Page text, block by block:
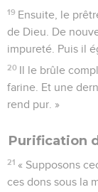
19 Ensuite, le
de Dieu. De
impureté. Puis il
20 Il le brûle
farine. Et une
rend pur. »
Purification
21 « Supposons
ces dons sous la